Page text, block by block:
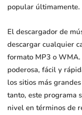
popular últimamente.
El descargador de
descargar cualquier
formato MP3 o
poderosa, fácil y
los sitios más
tanto, este programa
nivel en términos de